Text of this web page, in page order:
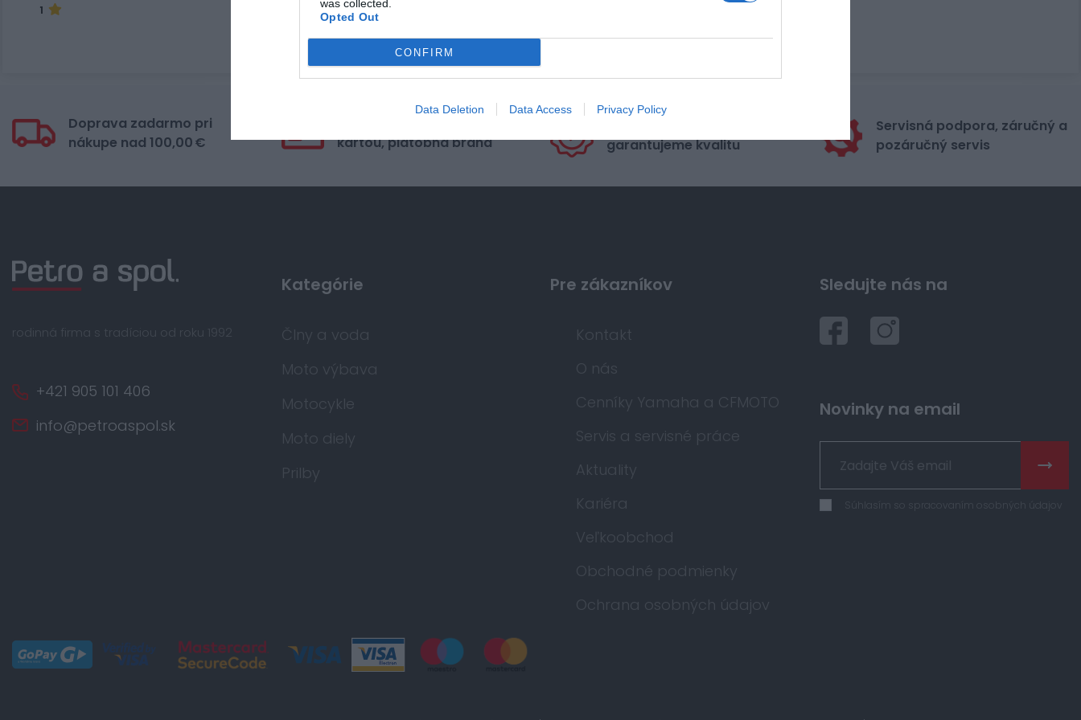
was collected.
Opted Out
CONFIRM
Data Deletion Data Access Privacy Policy
1
Doprava zadarmo pri
nákupe nad 100,00 €
kartou, platobná brána
garantujeme kvalitu
Servisná podpora, záručný a
pozáručný servis
rodinná firma s tradíciou od roku 1992
+421 905 101 406
info@petroaspol.sk
Sledujte nás na
Novinky na email
Súhlasím so spracovaním osobných údajov
Kategórie
Člny a voda
Moto výbava
Motocykle
Moto diely
Prilby
Pre zákazníkov
Kontakt
O nás
Cenníky Yamaha a CFMOTO
Servis a servisné práce
Aktuality
Kariéra
Veľkoobchod
Obchodné podmienky
Ochrana osobných údajov